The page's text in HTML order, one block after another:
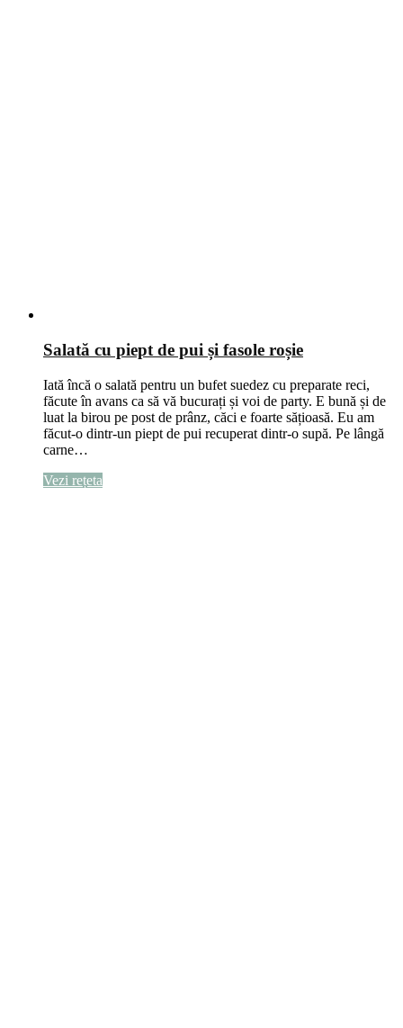
Salată cu piept de pui și fasole roșie
Iată încă o salată pentru un bufet suedez cu preparate reci,
făcute în avans ca să vă bucurați și voi de party. E bună și de
luat la birou pe post de prânz, căci e foarte sățioasă. Eu am
făcut-o dintr-un piept de pui recuperat dintr-o supă. Pe lângă
carne…
Vezi rețeta